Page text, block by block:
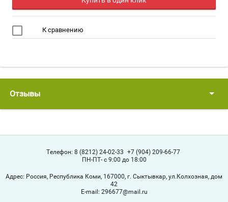
К сравнению
Отзывы
Телефон: 8 (8212) 24-02-33 +7 (904) 209-66-77
ПН-ПТ- с 9:00 до 18:00
Адрес: Россия, Республика Коми, 167000, г. Сыктывкар, ул.Колхозная, дом
42
Е-mail: 296677@mail.ru